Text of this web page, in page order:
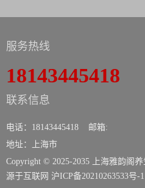
服务热线
18143445418
联系信息
电话：18143445418 邮箱:
地址：上海市
Copyright © 2025-2035 上海雅韵阁
源于互联网 沪ICP备20210263533号-1